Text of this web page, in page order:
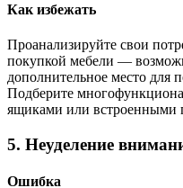
Как избежать
Проанализируйте свои
покупкой мебели —
дополнительное место для
Подберите
ящиками или встроенными
5. Неуделение
Ошибка